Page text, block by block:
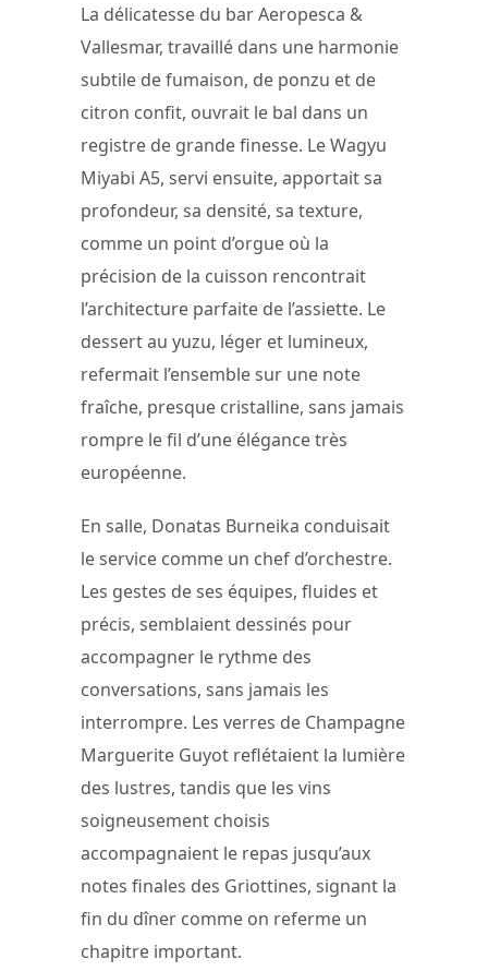
La délicatesse du bar Aeropesca &
Vallesmar, travaillé dans une harmonie
subtile de fumaison, de ponzu et de
citron confit, ouvrait le bal dans un
registre de grande finesse. Le Wagyu
Miyabi A5, servi ensuite, apportait sa
profondeur, sa densité, sa texture,
comme un point d’orgue où la
précision de la cuisson rencontrait
l’architecture parfaite de l’assiette. Le
dessert au yuzu, léger et lumineux,
refermait l’ensemble sur une note
fraîche, presque cristalline, sans jamais
rompre le fil d’une élégance très
européenne.
En salle, Donatas Burneika conduisait
le service comme un chef d’orchestre.
Les gestes de ses équipes, fluides et
précis, semblaient dessinés pour
accompagner le rythme des
conversations, sans jamais les
interrompre. Les verres de Champagne
Marguerite Guyot reflétaient la lumière
des lustres, tandis que les vins
soigneusement choisis
accompagnaient le repas jusqu’aux
notes finales des Griottines, signant la
fin du dîner comme on referme un
chapitre important.